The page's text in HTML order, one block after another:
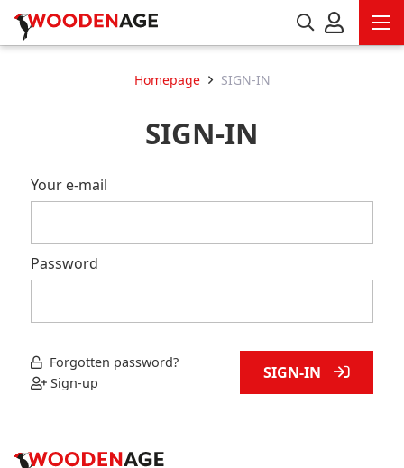
Homepage SIGN-IN
SIGN-IN
Your e-mail
Password
SIGN-IN
Forgotten password?
Sign-up